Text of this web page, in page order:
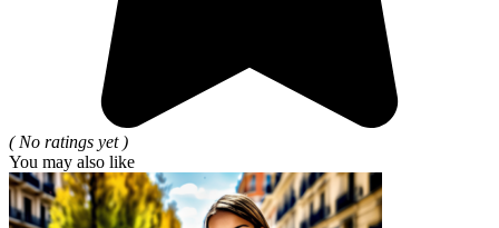
( No ratings yet )
You may also like